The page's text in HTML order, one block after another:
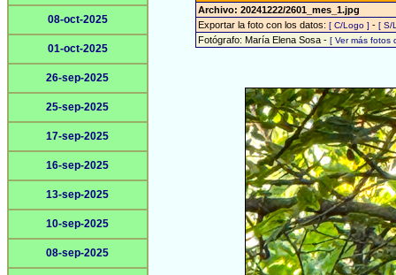
08-oct-2025
01-oct-2025
26-sep-2025
25-sep-2025
17-sep-2025
16-sep-2025
13-sep-2025
10-sep-2025
08-sep-2025
Archivo: 20241222/2601_mes_1.jpg
Exportar la foto con los datos: [ C/Logo ] - [ S/
Fotógrafo: María Elena Sosa - [ Ver más fotos